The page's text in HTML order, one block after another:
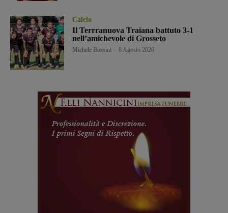
Calcio
Il Terrranuova Traiana battuto 3-1
nell’amichevole di Grosseto
Michele Bossini 8 Agosto 2026